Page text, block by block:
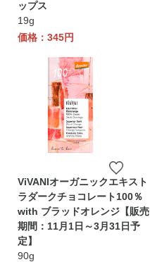
ップス
19g
価格：345円
ViVANIオーガニックエキスト
ラダークチョコレート100％
with ブラッドオレンジ【販売
期間：11月1日～3月31日予
定】
90g